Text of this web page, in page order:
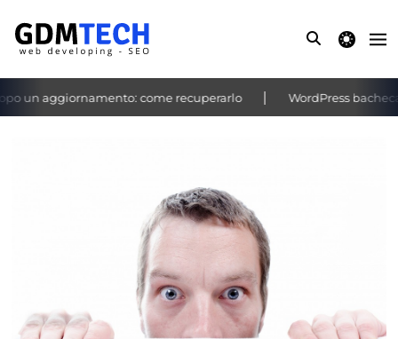
theme
un aggiornamento: come recuperarlo WordPress bacheca
‹ ›